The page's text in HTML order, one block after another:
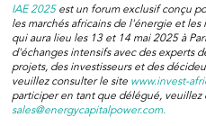
IAE 2025est un forum exclusif conçu
les marchés africains de l'énergie et
qui aura lieu les 13 et 14 mai 2025 à
d'échanges intensifs avec des experts
projets, des investisseurs et des
veuillez consulter le site www.invest-
participer en tant que délégué, veuillez
sales@energycapitalpower.com.